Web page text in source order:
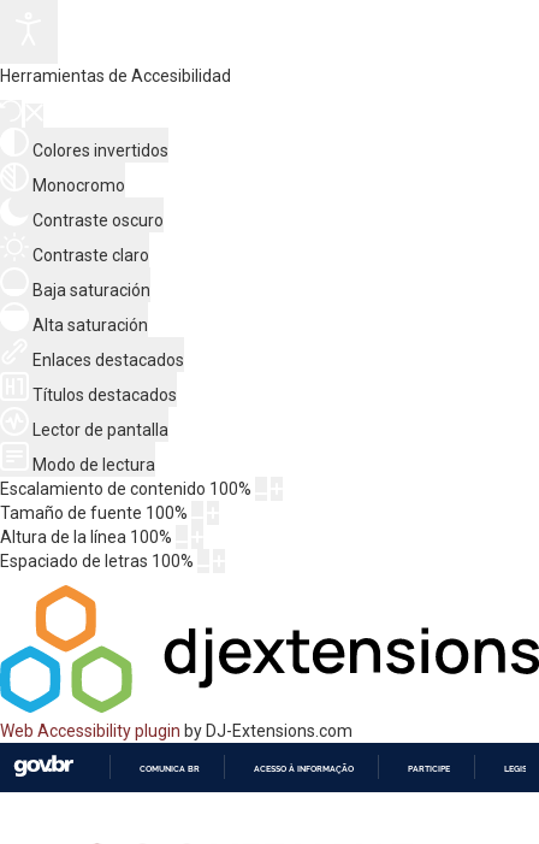
Herramientas de Accesibilidad
Colores invertidos
Monocromo
Contraste oscuro
Contraste claro
Baja saturación
Alta saturación
Enlaces destacados
Títulos destacados
Lector de pantalla
Modo de lectura
Escalamiento de contenido 100%
Tamaño de fuente 100%
Altura de la línea 100%
Espaciado de letras 100%
Web Accessibility plugin by DJ-Extensions.com
COMUNICA BR ACESSO À INFORMAÇÃO PARTICIPE